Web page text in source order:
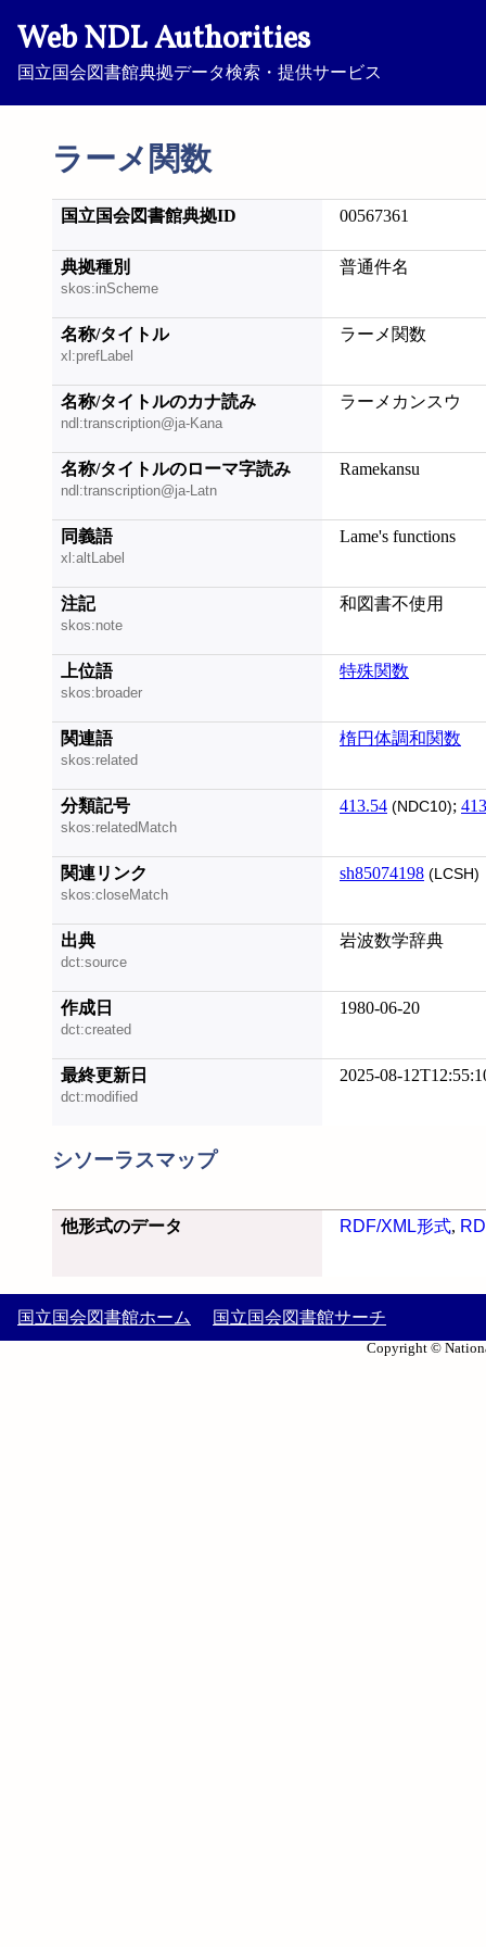
Web NDL Authorities
国立国会図書館典拠データ検索・提供サービス
ラーメ関数
国立国会図書館典拠ID 00567361
典拠種別
skos:inScheme
普通件名
名称/タイトル
xl:prefLabel
ラーメ関数
名称/タイトルのカナ読み
ndl:transcription@ja-Kana
ラーメカンスウ
名称/タイトルのローマ字読み
ndl:transcription@ja-Latn
Ramekansu
同義語
xl:altLabel
Lame's functions
注記
skos:note
和図書不使用
上位語
skos:broader
特殊関数
関連語
skos:related
楕円体調和関数
分類記号
skos:relatedMatch
413.54 (NDC10);
関連リンク
skos:closeMatch
sh85074198 (LCSH)
出典
dct:source
岩波数学辞典
作成日
dct:created
1980-06-20
最終更新日
dct:modified
2025-08-
シソーラスマップ
他形式のデータ RDF/XML形式,
国立国会図書館ホーム 国立国会図書館サーチ
Copyright ©